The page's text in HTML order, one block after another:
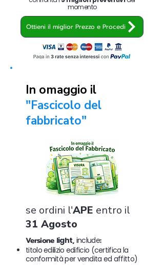
momento
Ottieni il miglior Prezzo e Procedi
In omaggio il
"Fascicolo del
fabbricato"
se ordini l'APE entro il
31 Agosto
Versione light, include:
titolo edilizio edificio (certifica la
conformità per vendita ed affitto)